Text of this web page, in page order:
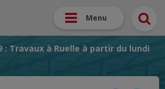
Menu
: Travaux à Ruelle à partir du lundi